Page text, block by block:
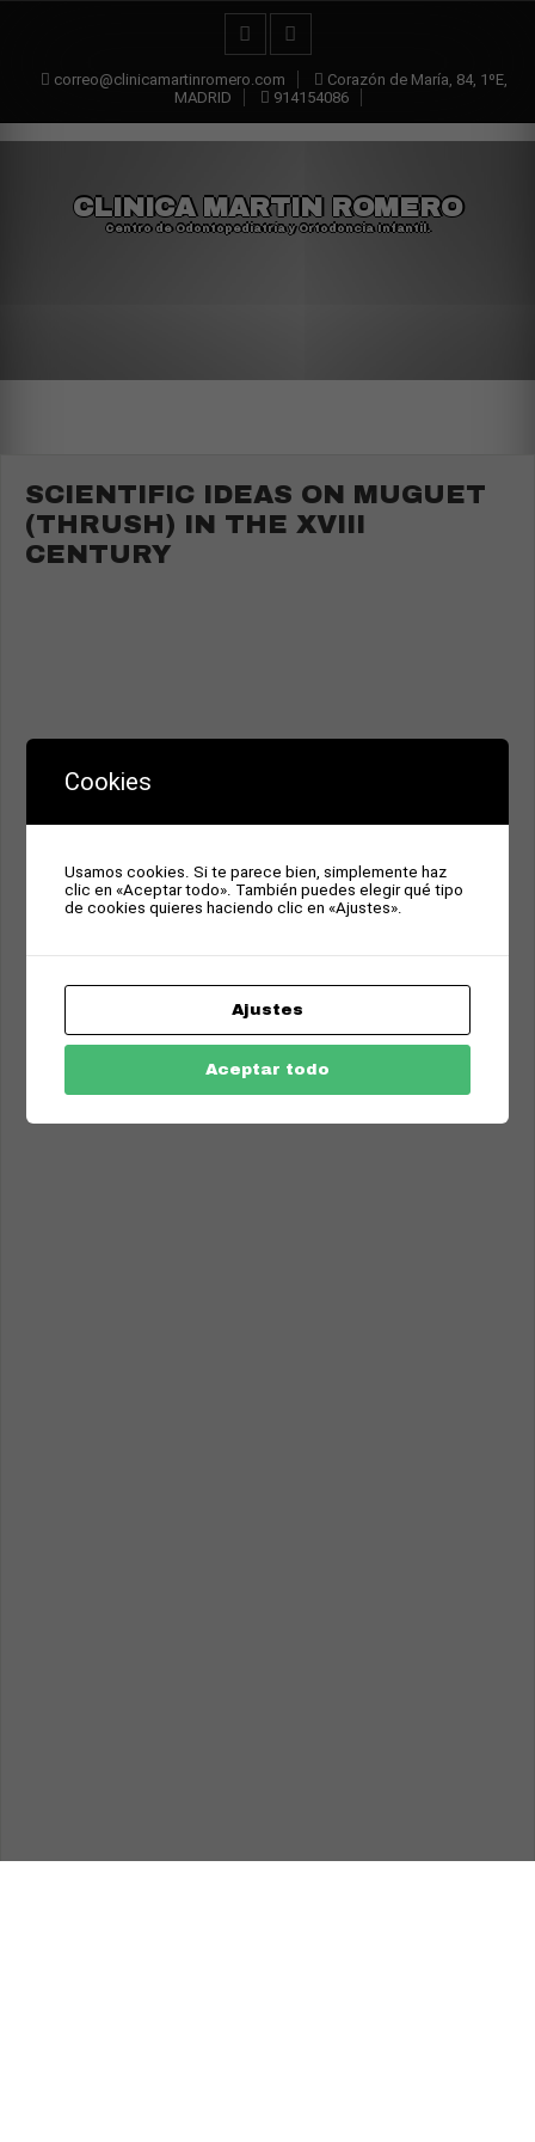
correo@clinicamartinromero.com
Corazón de María, 84, 1ºE,
MADRID
914154086
CLINICA MARTIN ROMERO
Centro de Odontopediatría y Ortodoncia Infantil.
SCIENTIFIC IDEAS ON MUGUET
(THRUSH) IN THE XVIII
CENTURY
Cookies
Usamos cookies. Si te parece bien, simplemente haz
clic en «Aceptar todo». También puedes elegir qué tipo
de cookies quieres haciendo clic en «Ajustes».
Ajustes
Aceptar todo